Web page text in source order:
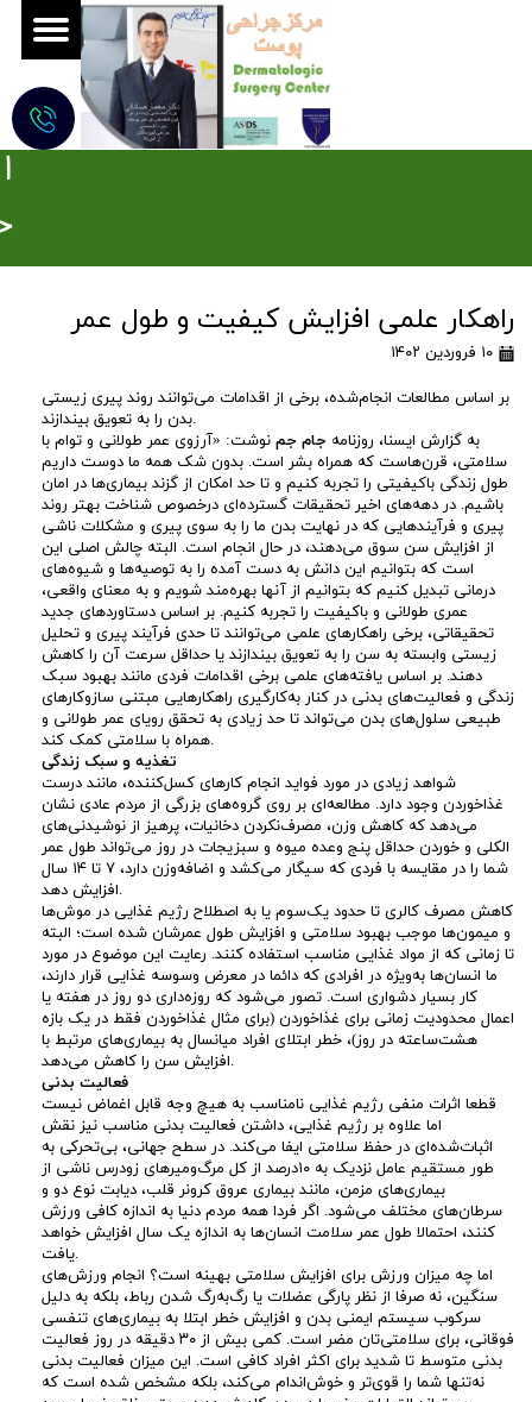
ا
راهکار علمی افزایش کیفیت و طول عمر
۱۰ فروردین ۱۴۰۲
بر اساس مطالعات انجام‌شده، برخی از اقدامات می‌توانند روند پیری زیستی
بدن را به تعویق بیندازند.
به گزارش ایسنا، روزنامه جام جم نوشت: «آرزوی عمر طولانی و توام با
سلامتی، قرن‌هاست که همراه بشر است. بدون شک همه ما دوست داریم
طول زندگی باکیفیتی را تجربه کنیم و تا حد امکان از گزند بیماری‌ها در امان
باشیم. در دهه‌های اخیر تحقیقات گسترده‌ای درخصوص شناخت بهتر روند
پیری و فرآیندهایی که در نهایت بدن ما را به سوی پیری و مشکلات ناشی
از افزایش سن سوق می‌دهند، در حال انجام است. البته چالش اصلی این
است که بتوانیم این دانش به دست آمده را به توصیه‌ها و شیوه‌های
درمانی تبدیل کنیم که بتوانیم از آنها بهره‌مند شویم و به معنای واقعی،
عمری طولانی و باکیفیت را تجربه کنیم. بر اساس دستاوردهای جدید
تحقیقاتی، برخی راهکارهای علمی می‌توانند تا حدی فرآیند پیری و تحلیل
زیستی وابسته به سن را به تعویق بیندازند یا حداقل سرعت آن را کاهش
دهند. بر اساس یافته‌های علمی برخی اقدامات فردی مانند بهبود سبک
زندگی و فعالیت‌های بدنی در کنار به‌کارگیری راهکارهایی مبتنی سازوکارهای
طبیعی سلول‌های بدن می‌تواند تا حد زیادی به تحقق رویای عمر طولانی و
همراه با سلامتی کمک کند.
تغذیه و سبک زندگی
شواهد زیادی در مورد فواید انجام کارهای کسل‌کننده، مانند درست
غذاخوردن وجود دارد. مطالعه‌ای بر روی گروه‌های بزرگی از مردم عادی نشان
می‌دهد که کاهش وزن، مصرف‌نکردن دخانیات، پرهیز از نوشیدنی‌های
الکلی و خوردن حداقل پنج وعده میوه و سبزیجات در روز می‌تواند طول عمر
شما را در مقایسه با فردی که سیگار می‌کشد و اضافه‌وزن دارد، ۷ تا ۱۴ سال
افزایش دهد.
کاهش مصرف کالری تا حدود یک‌سوم یا به‌ اصطلاح رژیم غذایی در موش‌ها
و میمون‌ها موجب بهبود سلامتی و افزایش طول عمرشان شده است؛ البته
تا زمانی که از مواد غذایی مناسب استفاده کنند. رعایت این موضوع در مورد
ما انسان‌ها به‌ویژه در افرادی که دائما در معرض وسوسه غذایی قرار دارند،
کار بسیار دشواری است. تصور می‌شود که روزه‌داری دو روز در هفته یا
اعمال محدودیت زمانی برای غذاخوردن (برای مثال غذاخوردن فقط در یک بازه
هشت‌ساعته در روز)، خطر ابتلای افراد میانسال به بیماری‌های مرتبط با
افزایش سن را کاهش می‌دهد.
فعالیت بدنی
قطعا اثرات منفی رژیم غذایی نامناسب به هیچ‌ وجه قابل اغماض نیست
اما علاوه‌ بر رژیم غذایی، داشتن فعالیت بدنی مناسب نیز نقش
اثبات‌شده‌ای در حفظ سلامتی ایفا می‌کند. در سطح جهانی، بی‌تحرکی به
طور مستقیم عامل نزدیک به ۱۰درصد از کل مرگ‌ومیرهای زودرس ناشی از
بیماری‌های مزمن، مانند بیماری عروق کرونر قلب، دیابت نوع دو و
سرطان‌های مختلف می‌شود. اگر فردا همه مردم دنیا به اندازه کافی ورزش
کنند، احتمالا طول عمر سلامت انسان‌ها به اندازه یک سال افزایش خواهد
یافت.
اما چه میزان ورزش برای افزایش سلامتی بهینه است؟ انجام ورزش‌های
سنگین، نه صرفا از نظر پارگی عضلات یا رگ‌به‌رگ شدن رباط، بلکه به دلیل
سرکوب سیستم ایمنی بدن و افزایش خطر ابتلا به بیماری‌های تنفسی
فوقانی، برای سلامتی‌تان مضر است. کمی بیش از ۳۰ دقیقه در روز فعالیت
بدنی متوسط تا شدید برای اکثر افراد کافی است. این میزان فعالیت بدنی
نه‌تنها شما را قوی‌تر و خوش‌اندام می‌کند، بلکه مشخص شده است که